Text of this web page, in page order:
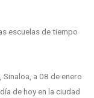
escuelas de tiempo
a 08 de enero
de hoy en la ciudad